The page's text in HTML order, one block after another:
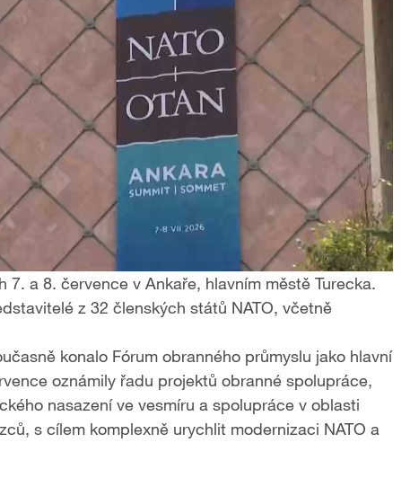
a 8. července v Ankaře, hlavním městě Turecka.
z 32 členských států NATO, včetně
konalo Fórum obranného průmyslu jako hlavní
oznámily řadu projektů obranné spolupráce,
nasazení ve vesmíru a spolupráce v oblasti
s cílem komplexně urychlit modernizaci NATO a